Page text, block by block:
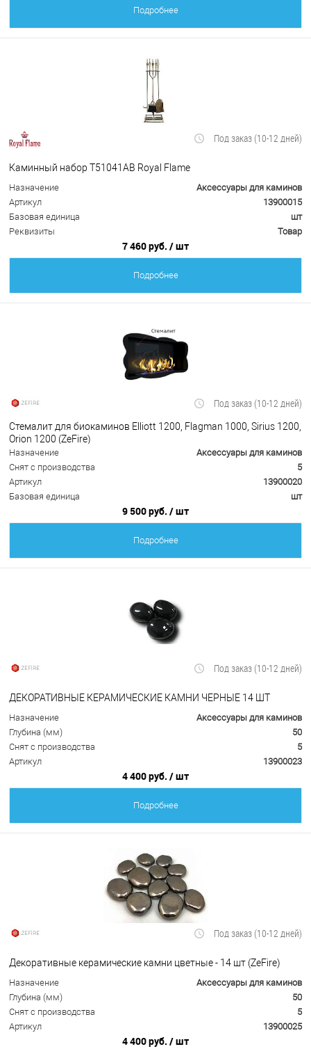
Подробнее
Под заказ (10-12 дней)
Каминный набор Т51041АВ Royal Flame
Назначение
Аксессуары для каминов
Артикул
13900015
Базовая единица
шт
Реквизиты
Товар
7 460 руб. / шт
Подробнее
Под заказ (10-12 дней)
Стемалит для биокаминов Elliott 1200, Flagman 1000, Sirius 1200,
Orion 1200 (ZeFire)
Назначение
Аксессуары для каминов
Снят с производства
5
Артикул
13900020
Базовая единица
шт
9 500 руб. / шт
Подробнее
Под заказ (10-12 дней)
ДЕКОРАТИВНЫЕ КЕРАМИЧЕСКИЕ КАМНИ ЧЕРНЫЕ 14 ШТ
Назначение
Аксессуары для каминов
Глубина (мм)
50
Снят с производства
5
Артикул
13900023
4 400 руб. / шт
Подробнее
Под заказ (10-12 дней)
Декоративные керамические камни цветные - 14 шт (ZeFire)
Назначение
Аксессуары для каминов
Глубина (мм)
50
Снят с производства
5
Артикул
13900025
4 400 руб. / шт